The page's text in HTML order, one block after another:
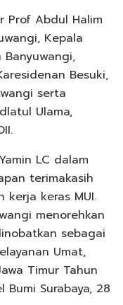
Prof Abdul Halim
Kepala
Besuki,
serta
Ulama,
LC dalam
terimakasih
keras MUI.
menorehkan
sebagai
Umat,
Timur Tahun
Surabaya, 28